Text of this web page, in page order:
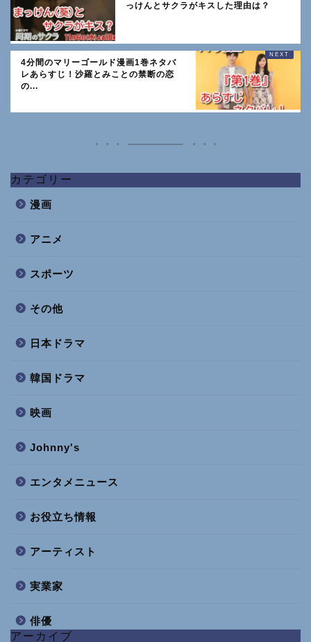
っけんとサクラがキスした理由は？
4分間のマリーゴールド漫画1巻ネタバ
レあらすじ！沙羅とみことの禁断の恋
の...
カテゴリー
漫画
アニメ
スポーツ
その他
日本ドラマ
韓国ドラマ
映画
Johnny's
エンタメニュース
お役立ち情報
アーティスト
実業家
俳優
アーカイブ